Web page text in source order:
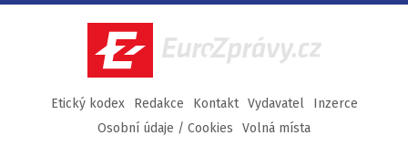
Facebook
TwitterInstagram
YouTube
EuroZprávy.cz
Etický kodex Redakce Kontakt Vydavatel
Inzerce
Osobní údaje / Cookies
Volná místa